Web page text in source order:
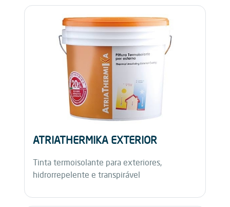
Nacionalrev
Professional
ATRIATHERMIKA EXTERIOR
Tinta termoisolante para exteriores,
hidrorrepelente e transpirável